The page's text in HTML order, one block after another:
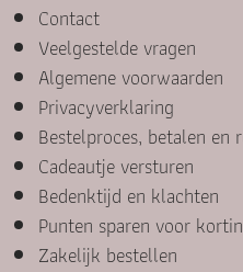
Contact
Veelgestelde vragen
Algemene voorwaarden
Privacyverklaring
Bestelproces, betalen en
Cadeautje versturen
Bedenktijd en klachten
Punten sparen voor
Zakelijk bestellen